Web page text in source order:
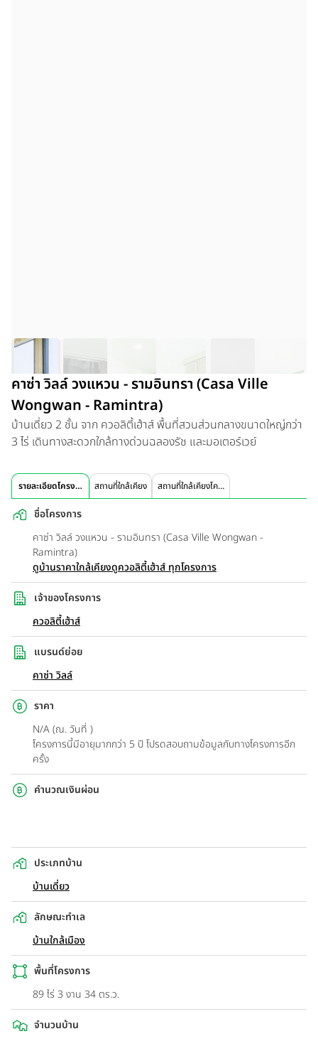
คาซ่า วิลล์ วงแหวน - รามอินทรา (Casa Ville
Wongwan - Ramintra)
บ้านเดี่ยว 2 ชั้น จาก ควอลิตี้เฮ้าส์ พื้นที่สวนส่วนกลางขนาดใหญ่กว่า
3 ไร่ เดินทางสะดวกใกล้ทางด่วนฉลองรัช และมอเตอร์เวย์
รายละเอียดโครงการ สถานที่ใกล้เคียง สถานที่ใกล้เคียงโครงการ
ชื่อโครงการ
คาซ่า วิลล์ วงแหวน - รามอินทรา (Casa Ville Wongwan -
Ramintra)
ดูบ้านราคาใกล้เคียงดูควอลิตี้เฮ้าส์ ทุกโครงการ
เจ้าของโครงการ
ควอลิตี้เฮ้าส์
แบรนด์ย่อย
คาซ่า วิลล์
ราคา
N/A (ณ. วันที่ )
โครงการนี้มีอายุมากกว่า 5 ปี โปรดสอบถามข้อมูลกับทางโครงการอีก
ครั้ง
คำนวณเงินผ่อน
ประเภทบ้าน
บ้านเดี่ยว
ลักษณะทำเล
บ้านใกล้เมือง
พื้นที่โครงการ
89 ไร่ 3 งาน 34 ตร.ว.
จำนวนบ้าน